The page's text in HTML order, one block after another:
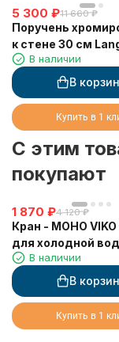
5 300 ₽11 660 ₽
Поручень
к стене 30 см
11056A
В наличии
В
Купить в 1
C этим
покупают
1 870 ₽4 120 ₽
Кран - МОНО VIKO
для холодной
гибким изливом и
В наличии
В
Купить в 1